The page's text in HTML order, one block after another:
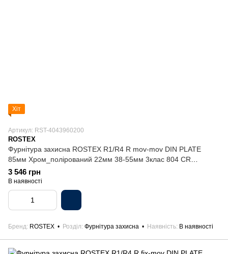
Хіт
Артикул: RST-4043960200
ROSTEX
Фурнітура захисна ROSTEX R1/R4 R mov-mov DIN PLATE
85мм Хром_полірований 22мм 38-55мм 3клас 804 CR
Комплект
3 546 грн
В наявності
Бренд ROSTEX Розділ Фурнітура захисна Наявність В наявності